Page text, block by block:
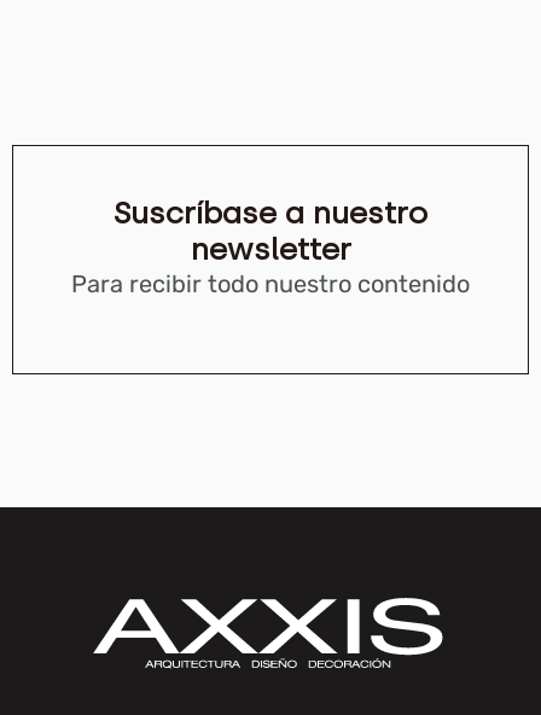
Suscríbase a nuestro
newsletter
Para recibir todo nuestro contenido